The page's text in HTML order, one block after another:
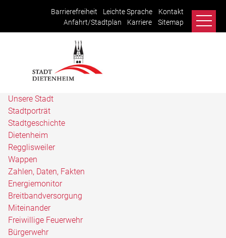
Barrierefreiheit Leichte Sprache
Kontakt
Anfahrt/Stadtplan
Karriere Sitemap
Unsere Stadt
Stadtporträt
Stadtgeschichte
Dietenheim
Regglisweiler
Wappen
Zahlen, Daten, Fakten
Energiemonitor
Breitbandversorgung
Miteinander
Freiwillige Feuerwehr
Bürgerwehr